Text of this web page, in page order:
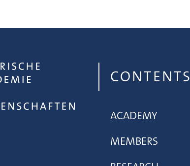
CONTENTS
ACADEMY
MEMBERS